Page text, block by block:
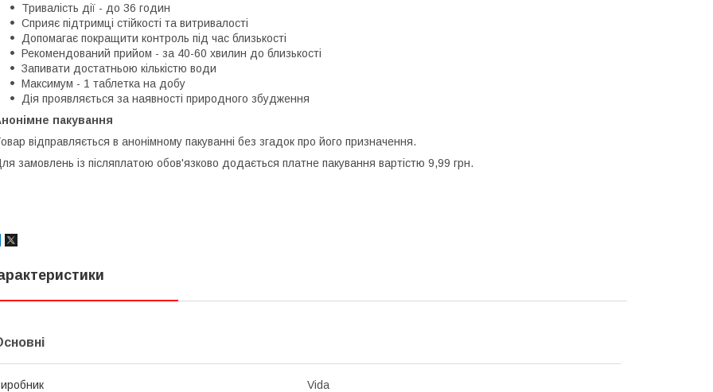
Тривалість дії - до 36 годин
Сприяє підтримці стійкості та витривалості
Допомагає покращити контроль під час близькості
Рекомендований прийом - за 40-60 хвилин до близькості
Запивати достатньою кількістю води
Максимум - 1 таблетка на добу
Дія проявляється за наявності природного збудження
пакування
відправляється в анонімному пакуванні без згадок про його призначення.
замовлень із післяплатою обов'язково додається платне пакування вартістю 9,99 грн.
Vida